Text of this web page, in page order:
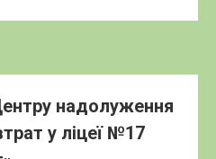
надолуження
у ліцеї №17